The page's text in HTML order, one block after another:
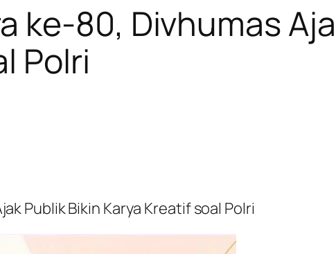
ke-80, Divhumas
Polri
Publik Bikin Karya Kreatif soal Polri